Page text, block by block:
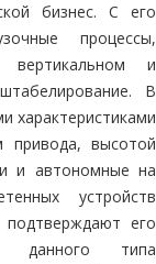
бизнес. С его
процессы,
и
В
характеристиками
привода, высотой
и автономные на
устройств
подтверждают его
данного типа